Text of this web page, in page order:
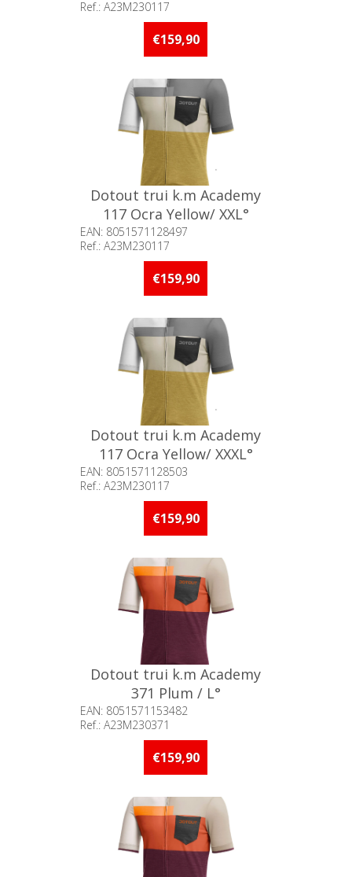
Ref.: A23M230117
Beschikbaarheid:: 5 stuks of
meer op voorraad
€159,90
Dotout trui k.m Academy
117 Ocra Yellow/ XXL°
EAN: 8051571128497
Ref.: A23M230117
Beschikbaarheid:: Minder dan 5
stuks op voorraad
€159,90
Dotout trui k.m Academy
117 Ocra Yellow/ XXXL°
EAN: 8051571128503
Ref.: A23M230117
Beschikbaarheid:: Niet voorradig
€159,90
Dotout trui k.m Academy
371 Plum / L°
EAN: 8051571153482
Ref.: A23M230371
Beschikbaarheid:: Minder dan 5
stuks op voorraad
€159,90